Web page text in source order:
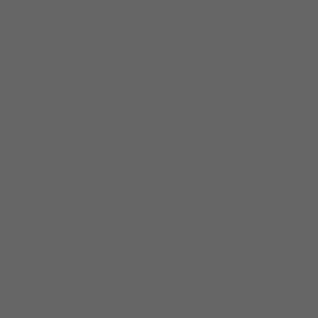
je na nasze zlecenie,
danych na podstawie
oparciu o stosowną podstawę
ich przetwarzania. Możesz
do Twoich zainteresowań,